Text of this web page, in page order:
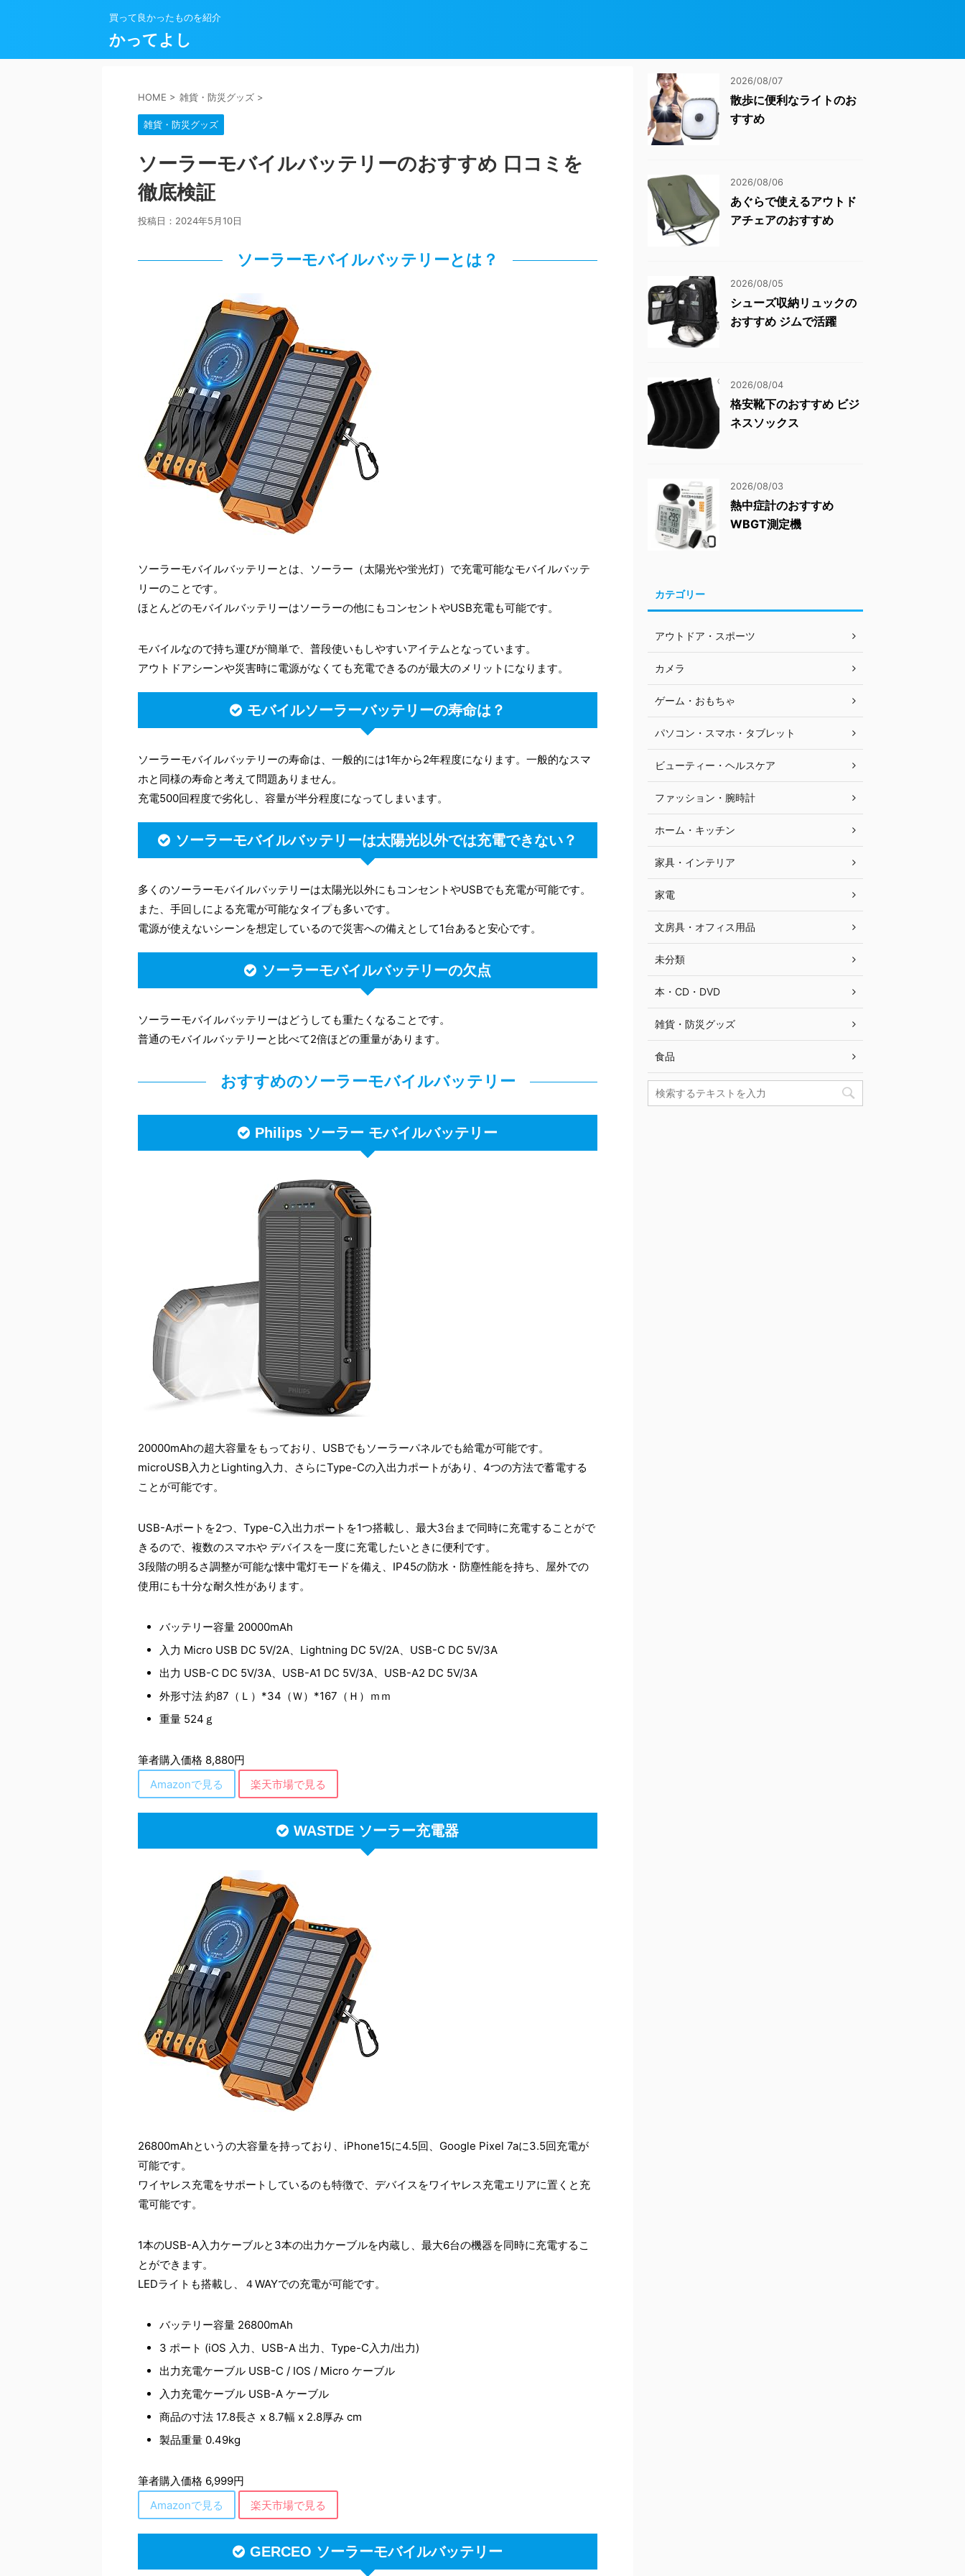
買って良かったものを紹介
かってよし
HOME > 雑貨・防災グッズ >
雑貨・防災グッズ
ソーラーモバイルバッテリーのおすすめ 口コミを
徹底検証
投稿日： 2024年5月10日
ソーラーモバイルバッテリーとは？
ソーラーモバイルバッテリーとは、ソーラー（太陽光や蛍光灯）で充電可能なモバイルバッテ
リーのことです。
ほとんどのモバイルバッテリーはソーラーの他にもコンセントやUSB充電も可能です。
モバイルなので持ち運びが簡単で、普段使いもしやすいアイテムとなっています。
アウトドアシーンや災害時に電源がなくても充電できるのが最大のメリットになります。
モバイルソーラーバッテリーの寿命は？
ソーラーモバイルバッテリーの寿命は、一般的には1年から2年程度になります。一般的なスマ
ホと同様の寿命と考えて問題ありません。
充電500回程度で劣化し、容量が半分程度になってしまいます。
ソーラーモバイルバッテリーは太陽光以外では充電できない？
多くのソーラーモバイルバッテリーは太陽光以外にもコンセントやUSBでも充電が可能です。
また、手回しによる充電が可能なタイプも多いです。
電源が使えないシーンを想定しているので災害への備えとして1台あると安心です。
ソーラーモバイルバッテリーの欠点
ソーラーモバイルバッテリーはどうしても重たくなることです。
普通のモバイルバッテリーと比べて2倍ほどの重量があります。
おすすめのソーラーモバイルバッテリー
Philips ソーラー モバイルバッテリー
20000mAhの超大容量をもっており、USBでもソーラーパネルでも給電が可能です。
microUSB入力とLighting入力、さらにType-Cの入出力ポートがあり、4つの方法で蓄電する
ことが可能です。
USB-Aポートを2つ、Type-C入出力ポートを1つ搭載し、最大3台まで同時に充電することがで
きるので、複数のスマホや デバイスを一度に充電したいときに便利です。
3段階の明るさ調整が可能な懐中電灯モードを備え、IP45の防水・防塵性能を持ち、屋外での
使用にも十分な耐久性があります。
バッテリー容量 20000mAh
入力 Micro USB DC 5V/2A、Lightning DC 5V/2A、USB-C DC 5V/3A
出力 USB-C DC 5V/3A、USB-A1 DC 5V/3A、USB-A2 DC 5V/3A
外形寸法 約87（Ｌ）*34（Ｗ）*167（Ｈ）ｍｍ
重量 524ｇ
筆者購入価格 8,880円
Amazonで見る
楽天市場で見る
WASTDE ソーラー充電器
26800mAhというの大容量を持っており、iPhone15に4.5回、Google Pixel 7aに3.5回充電が
可能です。
ワイヤレス充電をサポートしているのも特徴で、デバイスをワイヤレス充電エリアに置くと充
電可能です。
1本のUSB-A入力ケーブルと3本の出力ケーブルを内蔵し、最大6台の機器を同時に充電するこ
とができます。
LEDライトも搭載し、４WAYでの充電が可能です。
バッテリー容量 26800mAh
3 ポート (iOS 入力、USB-A 出力、Type-C入力/出力)
出力充電ケーブル USB-C / IOS / Micro ケーブル
入力充電ケーブル USB-A ケーブル
商品の寸法 17.8長さ x 8.7幅 x 2.8厚み cm
製品重量 0.49kg
筆者購入価格 6,999円
Amazonで見る
楽天市場で見る
GERCEO ソーラーモバイルバッテリー
2026/08/07
散歩に便利なライトのお
すすめ
2026/08/06
あぐらで使えるアウトド
アチェアのおすすめ
2026/08/05
シューズ収納リュックの
おすすめ ジムで活躍
2026/08/04
格安靴下のおすすめ ビジ
ネスソックス
2026/08/03
熱中症計のおすすめ
WBGT測定機
カテゴリー
アウトドア・スポーツ
カメラ
ゲーム・おもちゃ
パソコン・スマホ・タブレット
ビューティー・ヘルスケア
ファッション・腕時計
ホーム・キッチン
家具・インテリア
家電
文房具・オフィス用品
未分類
本・CD・DVD
雑貨・防災グッズ
食品